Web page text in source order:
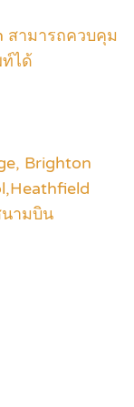
สามารถควบคุม
ได้
Brighton
ามบิน